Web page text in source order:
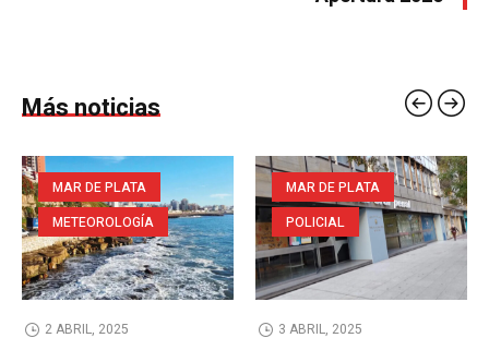
Más noticias
MAR DE PLATA
METEOROLOGÍA
2 ABRIL, 2025
MAR DE PLATA
POLICIAL
3 ABRIL, 2025